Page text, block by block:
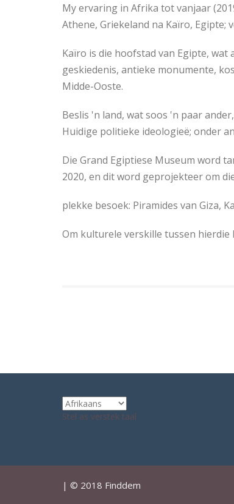
My ervaring in Afrika tot vanjaar
Athene, Griekeland na Kaïro, Egipte;
Kaïro is die hoofstad van Egipte,
geskiedenis, antieke monumente,
Midde-Ooste.
Beslis 'n land, wat soos 'n paar
Huidige politieke ideologieë; onder
Die Grand Egiptiese Museum word
2020, en dit word geprojekteer om
plekke besoek: Piramides van Giza,
Om kulturele verskille tussen
Stel as verstek taal
| © 2018 Finddem